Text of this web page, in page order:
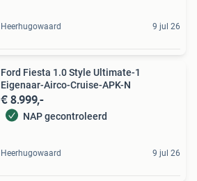
Heerhugowaard 9 jul 26
Ford Fiesta 1.0 Style Ultimate-1
Eigenaar-Airco-Cruise-APK-N
€ 8.999,-
NAP gecontroleerd
Heerhugowaard 9 jul 26